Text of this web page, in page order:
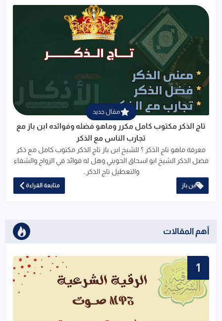
مقال جديد
تاج الذكر مكتوب كامل مكرر وماهو فضله وفوائده ابن باز مع
تجارب الناس مع الذكر
معرفة ماهو تاج الذكر ؟ للشيخ ابن باز تاج الذكر مكتوب كامل مع ذكر
فضل الذكر الشيخ ابو اسحاق الحويني وهل له فوائد في الزواج والشفاء
والتعطيل تاج الذكر…
ابن باز متابعة القراءة
أهم المقالات